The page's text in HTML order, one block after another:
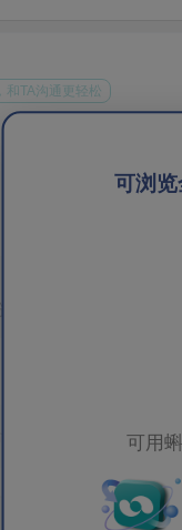
可浏
可用
和TA沟通更轻松
配编辑吗，还是不用先确
作好多次了，服务专业